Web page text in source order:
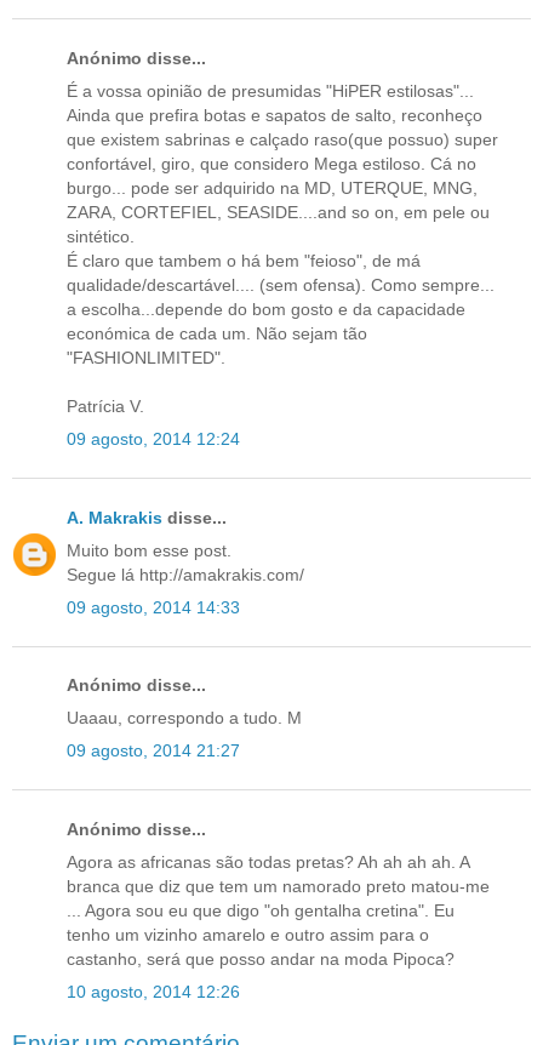
Anónimo disse...
É a vossa opinião de presumidas "HiPER estilosas"...
Ainda que prefira botas e sapatos de salto, reconheço
que existem sabrinas e calçado raso(que possuo) super
confortável, giro, que considero Mega estiloso. Cá no
burgo... pode ser adquirido na MD, UTERQUE, MNG,
ZARA, CORTEFIEL, SEASIDE....and so on, em pele ou
sintético.
É claro que tambem o há bem "feioso", de má
qualidade/descartável.... (sem ofensa). Como sempre...
a escolha...depende do bom gosto e da capacidade
económica de cada um. Não sejam tão
"FASHIONLIMITED".
Patrícia V.
09 agosto, 2014 12:24
A. Makrakis disse...
Muito bom esse post.
Segue lá http://amakrakis.com/
09 agosto, 2014 14:33
Anónimo disse...
Uaaau, correspondo a tudo. M
09 agosto, 2014 21:27
Anónimo disse...
Agora as africanas são todas pretas? Ah ah ah ah. A
branca que diz que tem um namorado preto matou-me
... Agora sou eu que digo "oh gentalha cretina". Eu
tenho um vizinho amarelo e outro assim para o
castanho, será que posso andar na moda Pipoca?
10 agosto, 2014 12:26